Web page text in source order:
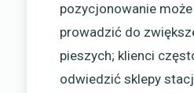
pozycjonowanie
prowadzić do
pieszych; klienci
odwiedzić sklepy